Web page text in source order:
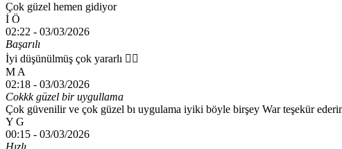
Çok güzel hemen gidiyor
İ Ö
02:22 - 03/03/2026
Başarılı
İyi düşünülmüş çok yararlı 👍🏻
M A
02:18 - 03/03/2026
Cokkk güzel bir uygullama
Çok güvenilir ve çok güzel bı uygulama iyiki böyle birşey War teşekür
Y G
00:15 - 03/03/2026
Hızlı